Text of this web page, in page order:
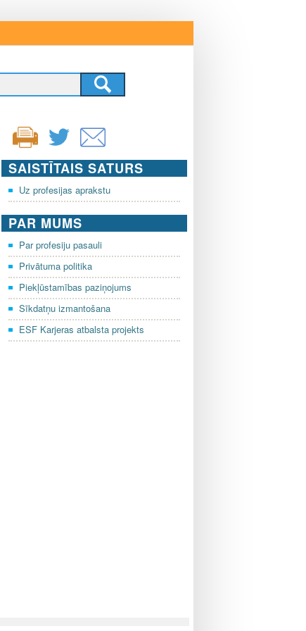
SAISTĪTAIS SATURS
Uz profesijas aprakstu
PAR MUMS
Par profesiju pasauli
Privātuma politika
Piekļūstamības paziņojums
Sīkdatņu izmantošana
ESF Karjeras atbalsta projekts